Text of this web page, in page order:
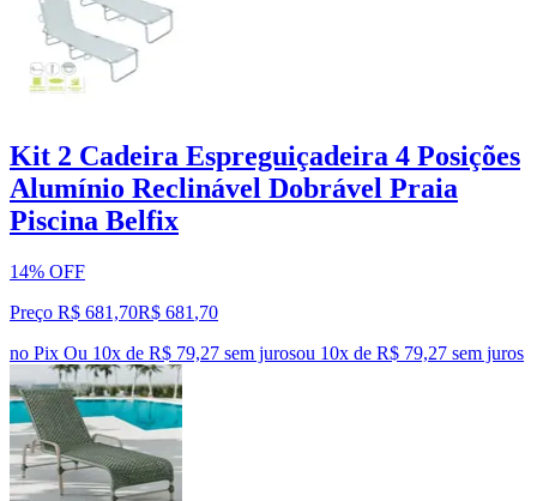
Kit 2 Cadeira Espreguiçadeira 4 Posições
Alumínio Reclinável Dobrável Praia
Piscina Belfix
14% OFF
Preço R$ 681,70R$ 681 ,70
no Pix Ou 10x de R$ 79,27 sem jurosou 10x de R$ 79,27 sem juros